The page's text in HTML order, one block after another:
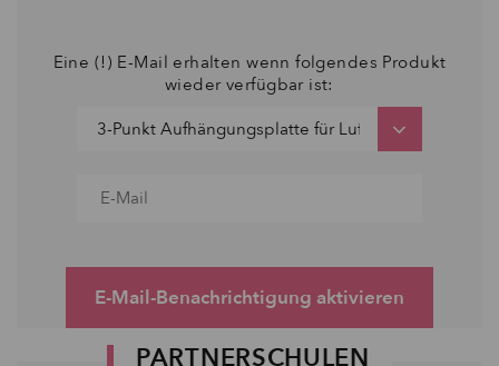
Eine (!) E-Mail erhalten wenn folgendes Produkt
wieder verfügbar ist:
E-Mail-Benachrichtigung aktivieren
PARTNERSCHULEN